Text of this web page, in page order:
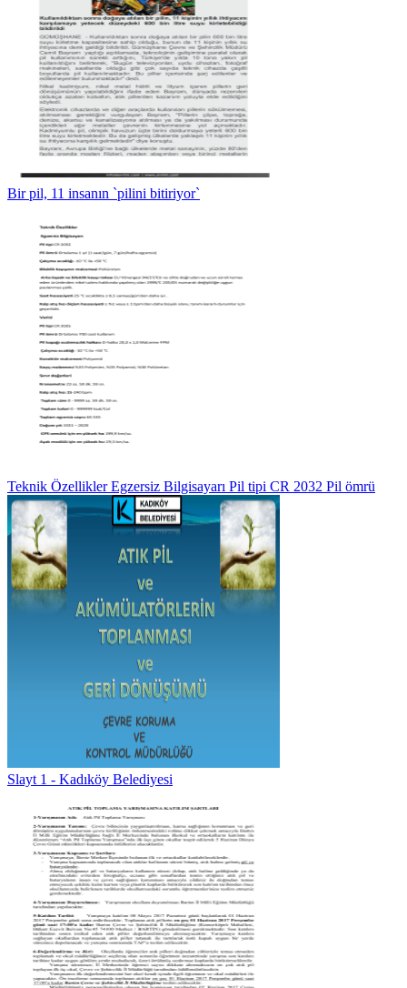
Bir pil, 11 insanın `pilini bitiriyor`
Teknik Özellikler Egzersiz Bilgisayarı Pil tipi CR 2032 Pil ömrü
Slayt 1 - Kadıköy Belediyesi